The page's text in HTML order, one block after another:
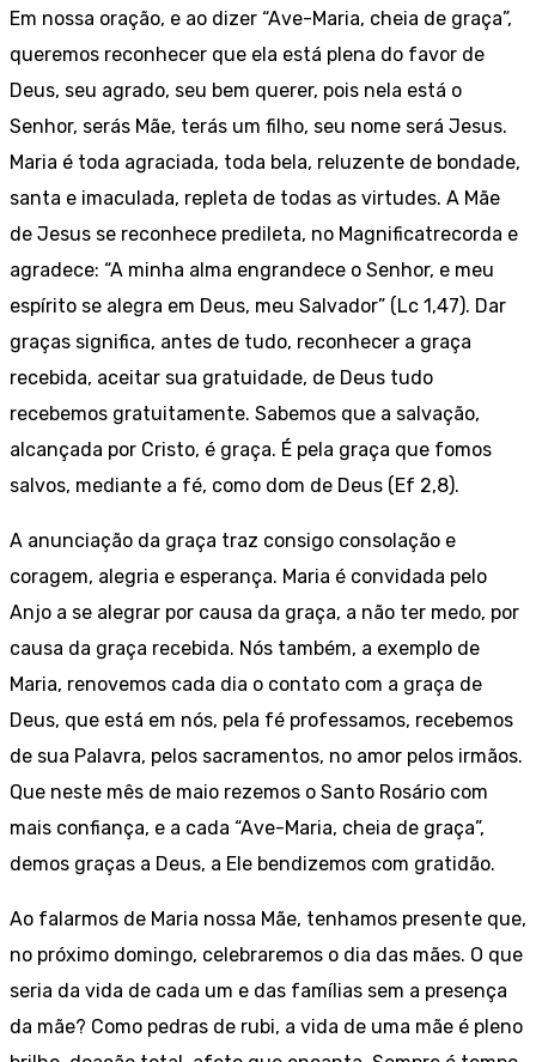
Em nossa oração, e ao dizer “Ave-Maria, cheia de graça”,
queremos reconhecer que ela está plena do favor de
Deus, seu agrado, seu bem querer, pois nela está o
Senhor, serás Mãe, terás um filho, seu nome será Jesus.
Maria é toda agraciada, toda bela, reluzente de bondade,
santa e imaculada, repleta de todas as virtudes. A Mãe
de Jesus se reconhece predileta, no Magnificatrecorda e
agradece: “A minha alma engrandece o Senhor, e meu
espírito se alegra em Deus, meu Salvador” (Lc 1,47). Dar
graças significa, antes de tudo, reconhecer a graça
recebida, aceitar sua gratuidade, de Deus tudo
recebemos gratuitamente. Sabemos que a salvação,
alcançada por Cristo, é graça. É pela graça que fomos
salvos, mediante a fé, como dom de Deus (Ef 2,8).
A anunciação da graça traz consigo consolação e
coragem, alegria e esperança. Maria é convidada pelo
Anjo a se alegrar por causa da graça, a não ter medo, por
causa da graça recebida. Nós também, a exemplo de
Maria, renovemos cada dia o contato com a graça de
Deus, que está em nós, pela fé professamos, recebemos
de sua Palavra, pelos sacramentos, no amor pelos irmãos.
Que neste mês de maio rezemos o Santo Rosário com
mais confiança, e a cada “Ave-Maria, cheia de graça”,
demos graças a Deus, a Ele bendizemos com gratidão.
Ao falarmos de Maria nossa Mãe, tenhamos presente que,
no próximo domingo, celebraremos o dia das mães. O que
seria da vida de cada um e das famílias sem a presença
da mãe? Como pedras de rubi, a vida de uma mãe é pleno